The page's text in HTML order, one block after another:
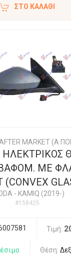
ΣΤΟ ΚΑΛΆΘΙ
MARKET (Α
ΜΕ
(CONVEX
- KAMIQ (2019-)
#158425
Τιμή:
Θέση: